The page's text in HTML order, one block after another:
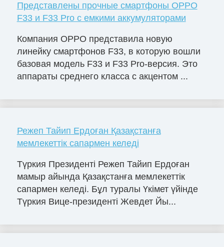
Представлены прочные смартфоны OPPO
F33 и F33 Pro с емкими аккумуляторами
Компания OPPO представила новую
линейку смартфонов F33, в которую вошли
базовая модель F33 и F33 Pro-версия. Это
аппараты среднего класса с акцентом ...
Режеп Тайип Ердоған Қазақстанға
мемлекеттік сапармен келеді
Түркия Президенті Режеп Тайип Ердоған
мамыр айында Қазақстанға мемлекеттік
сапармен келеді. Бұл туралы Үкімет үйінде
Түркия Вице-президенті Жевдет Йы...